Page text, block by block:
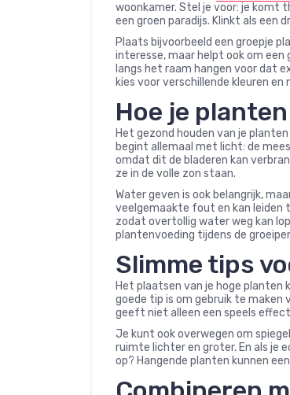
woonkamer. Stel je voor: je komt
een groen paradijs. Klinkt als een
Plaats bijvoorbeeld een groepje
interesse, maar helpt ook om
langs het raam hangen voor dat
kies voor verschillende kleuren en
Hoe je
Het gezond houden van je
begint allemaal met licht: de
omdat dit de bladeren kan
ze in de volle zon staan.
Water geven is ook belangrijk,
veelgemaakte fout en kan
zodat overtollig water weg kan
plantenvoeding tijdens de
Slimme tips
Het plaatsen van je hoge planten
goede tip is om gebruik te
geeft niet alleen een speels
Je kunt ook overwegen om
ruimte lichter en groter. En als je
op? Hangende planten kunnen